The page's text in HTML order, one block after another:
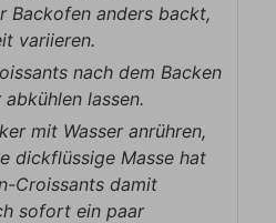
Backofen anders backt,
variieren.
nach dem Backen
lassen.
mit Wasser anrühren,
dickflüssige Masse hat
Croissants damit
sofort ein paar